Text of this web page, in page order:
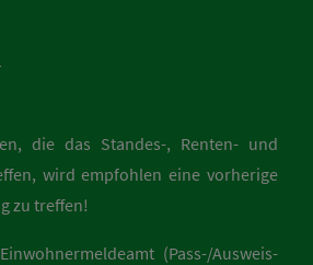
die das Standes-, Renten- und
wird empfohlen eine vorherige
zu treffen!
(Pass-/Ausweis-